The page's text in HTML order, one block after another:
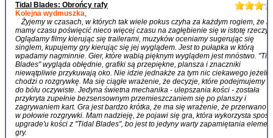
Tidal Blades: Obrońcy rafy
Kolejna wydmuszka,
Żyjemy w czasach, w których tak wiele pokus czyha za każdym rogiem, że
mamy czasu poświęcić nieco więcej czasu na zagłębienie się w istotę rzeczy.
Oglądamy filmy kierując się trailerami, muzyków oceniamy sugerując się
singlem, kupujemy gry kierując się jej wyglądem. Jest to pułapka w którą
wpadamy nagminnie. Gier, które wabią pięknym wyglądem jest mnóstwo.
Blades" wygląda obłędnie, grafiki są przepiękne, plansza i znaczniki
niewątpliwie przykuwają oko. Nie idzie jednakże za tym nic ciekawego jeżeli
chodzi o rozgrywkę. Ma się ciągłe wrażenie, że decyzje, które podejmujemy
do bólu oczywiste. Jedyna świetna mechanika - ulepszania kości - została
przykryta zupełnie bezsensownym przemieszczaniem się po planszy i
zagrywaniem kart. Gra jest bardzo krótka, że ma się wrażenie, że przerwano
w połowie rozgrywki. Mam nadzieję, że pojawi się gra, która wykorzysta
upgrade'u kości z "Tidal Blades", bo jest to jedyny warty zapamiętania
gry.